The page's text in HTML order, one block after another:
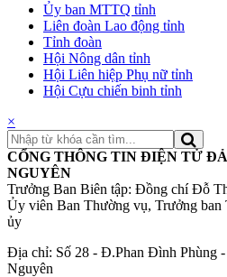
Ủy ban MTTQ tỉnh
Liên đoàn Lao động tỉnh
Tỉnh đoàn
Hội Nông dân tỉnh
Hội Liên hiệp Phụ nữ tỉnh
Hội Cựu chiến binh tỉnh
×
CỔNG THÔNG TIN ĐIỆN TỬ
NGUYÊN
Trưởng Ban Biên tập: Đồng chí Đỗ
Ủy viên Ban Thường vụ, Trưởng ban
ủy
Địa chỉ: Số 28 - Đ.Phan Đình Phùng
Nguyên